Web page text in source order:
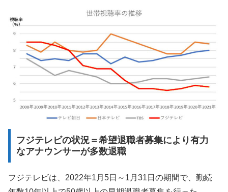
フジテレビの状況＝希望退職者募集により有力
なアナウンサーが多数退職
フジテレビは、2022年1月5日～1月31日の期間で、勤続